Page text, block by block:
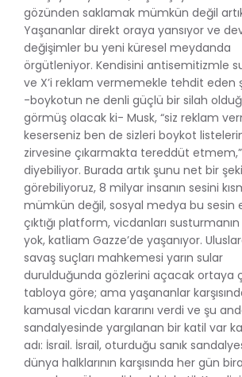
gözünden saklamak mümkün değil
Yaşananlar direkt oraya yansıyor ve
değişimler bu yeni küresel meydanda
örgütleniyor. Kendisini antisemitizmle
ve X’i reklam vermemekle tehdit eden
-boykotun ne denli güçlü bir silah
görmüş olacak ki- Musk, “siz reklam
keserseniz ben de sizleri boykot
zirvesine çıkarmakta tereddüt etmem,”
diyebiliyor. Burada artık şunu net bir
görebiliyoruz, 8 milyar insanın sesini
mümkün değil, sosyal medya bu sesin
çıktığı platform, vicdanları susturmanın
yok, katliam Gazze’de yaşanıyor.
savaş suçları mahkemesi yarın sular
durulduğunda gözlerini açacak ortaya
tabloya göre; ama yaşananlar
kamusal vicdan kararını verdi ve şu
sandalyesinde yargılanan bir katil var
adı: İsrail. İsrail, oturduğu sanık
dünya halklarının karşısında her gün